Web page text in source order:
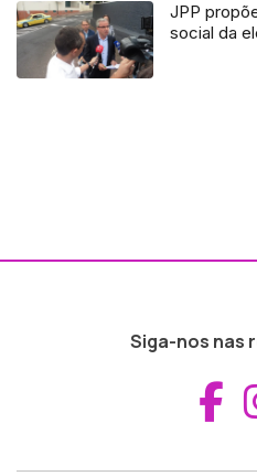
JPP
social da
Siga-nos nas